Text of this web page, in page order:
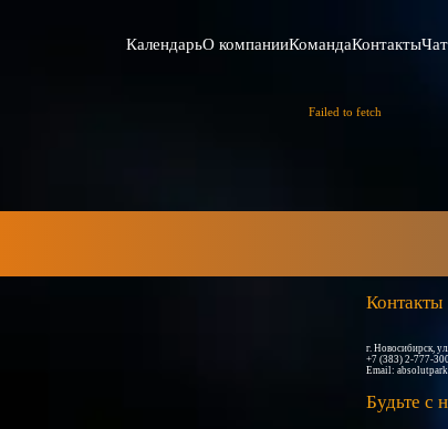
КалендарьО компанииКомандаКонтактыЧат
Failed to fetch
Контакты
г. Новосибирск,
+7 (383) 2-777-
Email:
Будьте с